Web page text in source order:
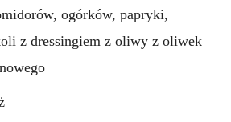
ogórków, papryki,
z dressingiem z oliwy z oliwek